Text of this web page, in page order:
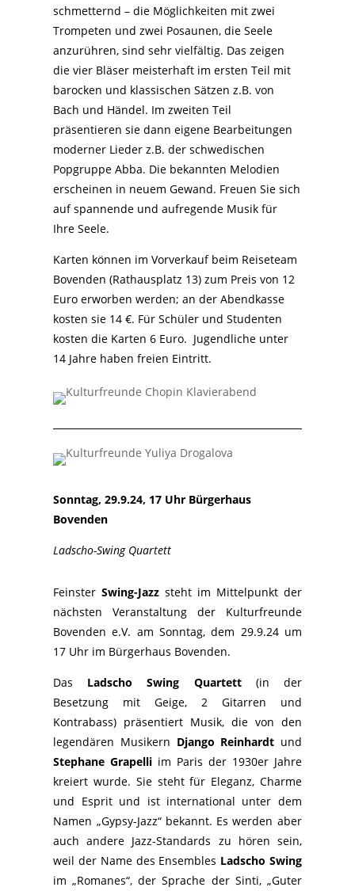
schmetternd – die Möglichkeiten mit zwei
Trompeten und zwei Posaunen, die Seele
anzurühren, sind sehr vielfältig. Das zeigen
die vier Bläser meisterhaft im ersten Teil mit
barocken und klassischen Sätzen z.B. von
Bach und Händel. Im zweiten Teil
präsentieren sie dann eigene Bearbeitungen
moderner Lieder z.B. der schwedischen
Popgruppe Abba. Die bekannten Melodien
erscheinen in neuem Gewand. Freuen Sie sich
auf spannende und aufregende Musik für
Ihre Seele.
Karten können im Vorverkauf beim Reiseteam
Bovenden (Rathausplatz 13) zum Preis von 12
Euro erworben werden; an der Abendkasse
kosten sie 14 €. Für Schüler und Studenten
kosten die Karten 6 Euro. Jugendliche unter
14 Jahre haben freien Eintritt.
Sonntag, 29.9.24, 17 Uhr Bürgerhaus
Bovenden
Ladscho-Swing Quartett
FeinsterSwing-Jazz steht im Mittelpunkt der
nächsten Veranstaltung der Kulturfreunde
Bovenden e.V. am Sonntag, dem 29.9.24 um
17 Uhr im Bürgerhaus Bovenden.
Das Ladscho Swing Quartett (in der
Besetzung mit Geige, 2 Gitarren und
Kontrabass) präsentiert Musik, die von den
legendären Musikern Django Reinhardt und
Stephane Grapelli im Paris der 1930er Jahre
kreiert wurde. Sie steht für Eleganz, Charme
und Esprit und ist international unter dem
Namen „Gypsy-Jazz“ bekannt. Es werden aber
auch andere Jazz-Standards zu hören sein,
weil der Name des Ensembles Ladscho Swing
im „Romanes“, der Sprache der Sinti, „Guter